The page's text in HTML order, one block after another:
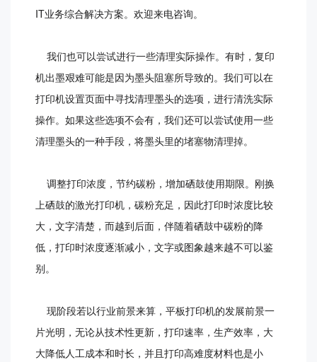
IT业务综合解决方案。欢迎来电咨询。
我们也可以尝试进行一些清理实际操作。有时，复印
机出墨艰难可能是因为墨头阻塞所导致的。我们可以在
打印机设置页面中寻找清理墨头的选项，进行清洗实际
操作。如果这些选项不会有，我们还可以尝试使用一些
清理墨头的一种手段，将墨头里的堵塞物清理掉。
调整打印浓度，节约碳粉，增加硒鼓使用期限。刚换
上硒鼓的激光打印机，碳粉充足，因此打印时浓度比较
大，文字清楚，而越到后面，伴随着硒鼓中碳粉的降
低，打印时浓度逐渐减小，文字或图象越来越不可以鉴
别。
现阶段若以行业前景来算，平板打印机的发展前景一
片光明，无论从技术性更新，打印速率，生产效率，大
大降低人工成本和时长，并且打印高难度材料也是小